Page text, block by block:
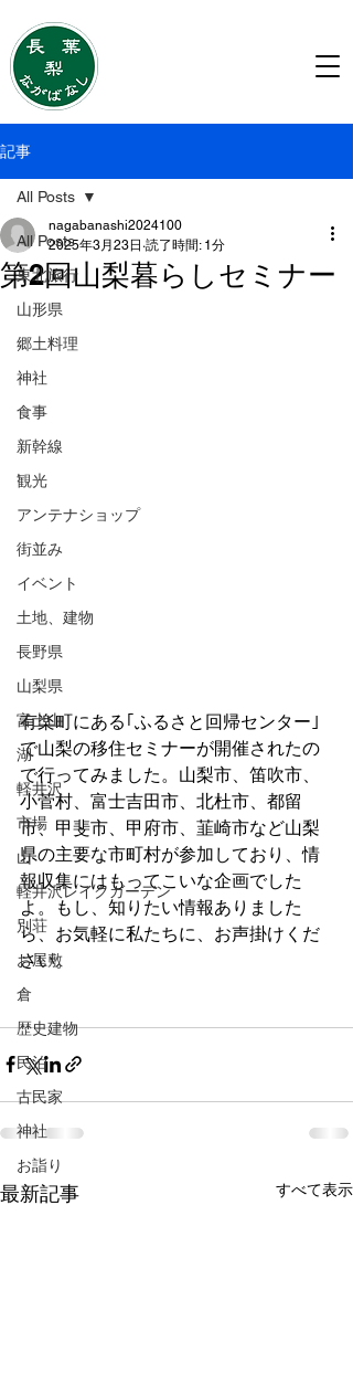
記事
All Posts
東北旅行
山形県
郷土料理
神社
食事
新幹線
観光
アンテナショップ
街並み
イベント
土地、建物
長野県
山梨県
富士山
湖
軽井沢
市場
山
軽井沢レイクガーデン
別荘
お屋敷
倉
歴史建物
民泊
古民家
神社
お詣り
All Posts
第2回山梨暮らしセミナー
nagabanashi2024100
2025年3月23日 読了時間: 1分
有楽町にある｢ふるさと回帰センター｣
で山梨の移住セミナーが開催されたの
で行ってみました。山梨市、笛吹市、
小菅村、富士吉田市、北杜市、都留
市、甲斐市、甲府市、韮崎市など山梨
県の主要な市町村が参加しており、情
報収集にはもってこいな企画でした
よ。もし、知りたい情報ありました
ら、お気軽に私たちに、お声掛けくだ
さい。
最新記事 すべて表示